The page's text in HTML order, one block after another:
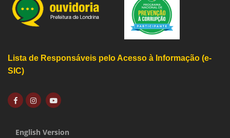
Lista de Responsáveis pelo Acesso à Informação (e-
SIC)
English Version